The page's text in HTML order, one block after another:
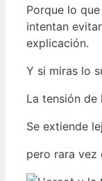
Porque lo
intentan
explicación.
Y si miras lo
La tensión de
Se extiende
pero rara vez